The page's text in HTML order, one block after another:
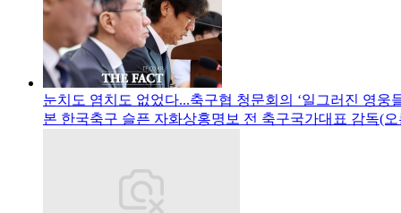
눈치도 염치도 없었다...축구협 청문회의 ‘일그러진 영웅
본 한국축구 슬픈 자화상홍명보 전 축구국가대표 감독(